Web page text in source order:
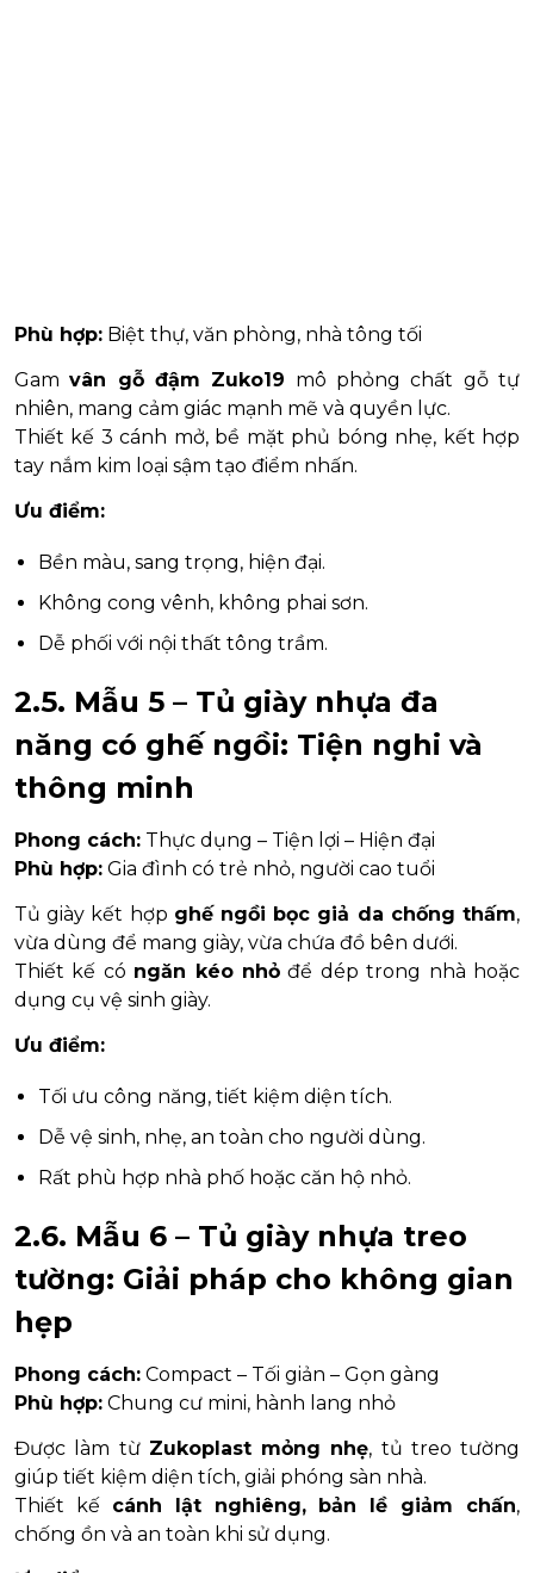
Phù hợp: Biệt thự, văn phòng, nhà tông tối
Gamvân gỗ đậm Zuko19 mô phỏng chất gỗ tự
nhiên, mang cảm giác mạnh mẽ và quyền lực.
Thiết kế 3 cánh mở, bề mặt phủ bóng nhẹ, kết hợp
tay nắm kim loại sậm tạo điểm nhấn.
Ưu điểm:
Bền màu, sang trọng, hiện đại.
Không cong vênh, không phai sơn.
Dễ phối với nội thất tông trầm.
2.5. Mẫu 5 – Tủ giày nhựa đa
năng có ghế ngồi: Tiện nghi và
thông minh
Phong cách: Thực dụng – Tiện lợi – Hiện đại
Phù hợp: Gia đình có trẻ nhỏ, người cao tuổi
Tủ giày kết hợp ghế ngồi bọc giả da chống thấm,
vừa dùng để mang giày, vừa chứa đồ bên dưới.
Thiết kế có ngăn kéo nhỏ để dép trong nhà hoặc
dụng cụ vệ sinh giày.
Ưu điểm:
Tối ưu công năng, tiết kiệm diện tích.
Dễ vệ sinh, nhẹ, an toàn cho người dùng.
Rất phù hợp nhà phố hoặc căn hộ nhỏ.
2.6. Mẫu 6 – Tủ giày nhựa treo
tường: Giải pháp cho không gian
hẹp
Phong cách: Compact – Tối giản – Gọn gàng
Phù hợp: Chung cư mini, hành lang nhỏ
Được làm từ Zukoplast mỏng nhẹ, tủ treo tường
giúp tiết kiệm diện tích, giải phóng sàn nhà.
Thiết kế cánh lật nghiêng, bản lề giảm chấn,
chống ồn và an toàn khi sử dụng.